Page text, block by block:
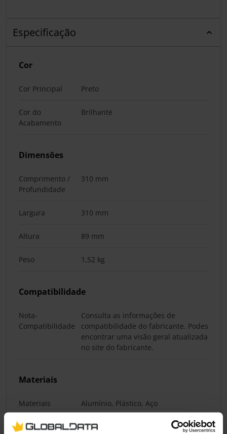
Especificação
Cor
Cor Principal Preto
Cor do
Acabamento
Brilhante
Dimensões
Comprimento /
Profundidade
310 mm
Largura 310 mm
Altura 89 mm
Peso 1,52 kg
Compatibilidade
Nota-
Compatibilidade
Consulta as informações de
compatibilidade do fabricante. Podes
encontrar uma visão geral atualizada
no site do fabricante.
Materiais
Materiais Alumínio, Plástico, Aço